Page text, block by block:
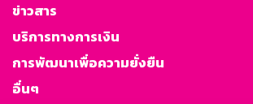
ข่าวสาร
บริการทางการเงิน
การพัฒนาเพื่อความยั่งยืน
อื่นๆ